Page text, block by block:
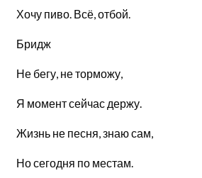
Хочу пиво. Всё, отбой.
Бридж
Не бегу, не торможу,
Я момент сейчас держу.
Жизнь не песня, знаю сам,
Но сегодня по местам.